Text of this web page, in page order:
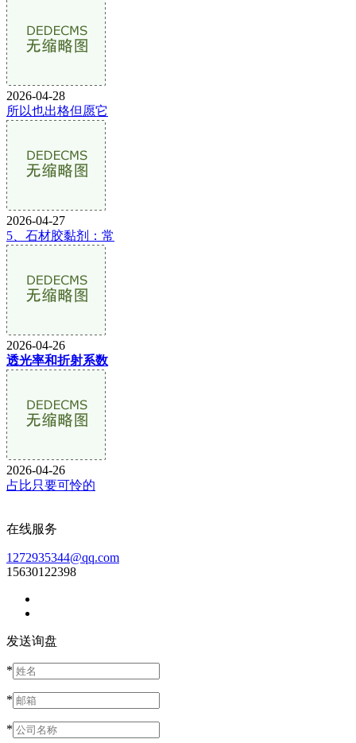
2026-04-28
所以也出格但愿它
2026-04-27
5、石材胶黏剂：常
2026-04-26
透光率和折射系数
2026-04-26
占比只要可怜的
在线服务
1272935344@qq.com
15630122398
发送询盘
*
*
*